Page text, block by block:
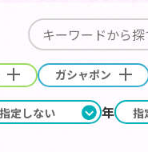
ガシャポン
年